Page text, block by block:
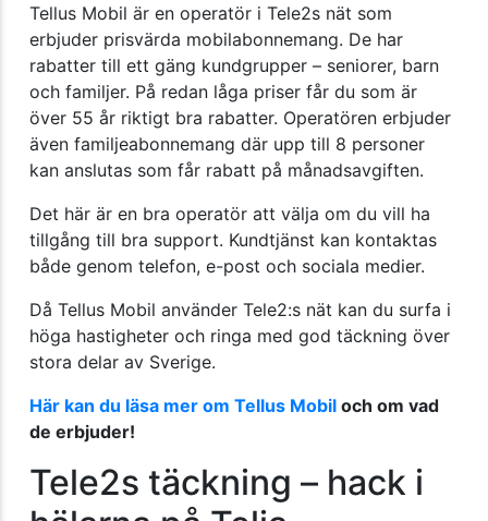
Tellus Mobil är en operatör i Tele2s nät som
erbjuder prisvärda mobilabonnemang. De har
rabatter till ett gäng kundgrupper – seniorer, barn
och familjer. På redan låga priser får du som är
över 55 år riktigt bra rabatter. Operatören erbjuder
även familjeabonnemang där upp till 8 personer
kan anslutas som får rabatt på månadsavgiften.
Det här är en bra operatör att välja om du vill ha
tillgång till bra support. Kundtjänst kan kontaktas
både genom telefon, e-post och sociala medier.
Då Tellus Mobil använder Tele2:s nät kan du surfa i
höga hastigheter och ringa med god täckning över
stora delar av Sverige.
Här kan du läsa mer om Tellus Mobiloch om vad
de erbjuder!
Tele2s täckning – hack i